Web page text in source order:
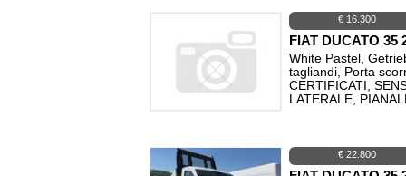
€ 16.300
FIAT DUCATO 35
White Pastel,
tagliandi, Porta
CERTIFICATI,
LATERALE,
€ 22.800